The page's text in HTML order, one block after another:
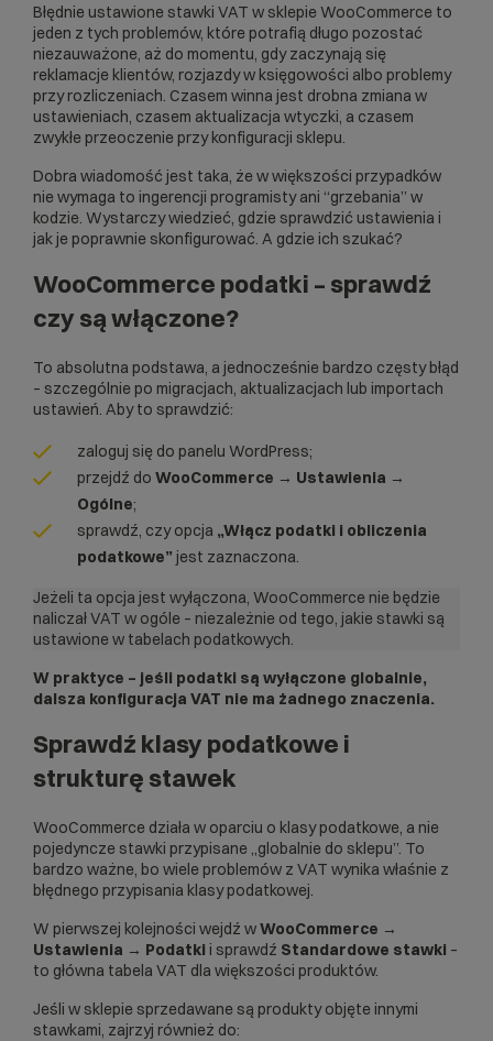
Błędnie ustawione stawki VAT w sklepie WooCommerce to
jeden z tych problemów, które potrafią długo pozostać
niezauważone, aż do momentu, gdy zaczynają się
reklamacje klientów, rozjazdy w księgowości albo problemy
przy rozliczeniach. Czasem winna jest drobna zmiana w
ustawieniach, czasem aktualizacja wtyczki, a czasem
zwykłe przeoczenie przy konfiguracji sklepu.
Dobra wiadomość jest taka, że w większości przypadków
nie wymaga to ingerencji programisty ani “grzebania” w
kodzie. Wystarczy wiedzieć, gdzie sprawdzić ustawienia i
jak je poprawnie skonfigurować. A gdzie ich szukać?
WooCommerce podatki – sprawdź
czy są włączone?
To absolutna podstawa, a jednocześnie bardzo częsty błąd
– szczególnie po migracjach, aktualizacjach lub importach
ustawień. Aby to sprawdzić:
zaloguj się do panelu WordPress;
przejdź do WooCommerce → Ustawienia →
Ogólne;
sprawdź, czy opcja „Włącz podatki i obliczenia
podatkowe” jest zaznaczona.
Jeżeli ta opcja jest wyłączona, WooCommerce nie będzie
naliczał VAT w ogóle – niezależnie od tego, jakie stawki są
ustawione w tabelach podatkowych.
W praktyce – jeśli podatki są wyłączone globalnie,
dalsza konfiguracja VAT nie ma żadnego znaczenia.
Sprawdź klasy podatkowe i
strukturę stawek
WooCommerce działa w oparciu o klasy podatkowe, a nie
pojedyncze stawki przypisane „globalnie do sklepu”. To
bardzo ważne, bo wiele problemów z VAT wynika właśnie z
błędnego przypisania klasy podatkowej.
W pierwszej kolejności wejdź wWooCommerce →
Ustawienia → Podatki i sprawdź Standardowe stawki –
to główna tabela VAT dla większości produktów.
Jeśli w sklepie sprzedawane są produkty objęte innymi
stawkami, zajrzyj również do: